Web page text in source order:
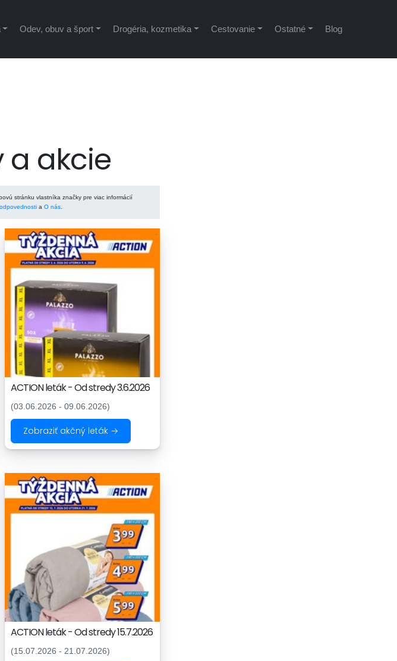
Odev, obuv a šport Drogéria, kozmetika Cestovanie Ostatné Blog
a akcie
stránku vlastníka značky pre viac informácií
a O nás
ACTION leták - Od stredy 3.6.2026
(03.06.2026 - 09.06.2026)
Zobraziť akčný leták →
ACTION leták - Od stredy 15.7.2026
(15.07.2026 - 21.07.2026)